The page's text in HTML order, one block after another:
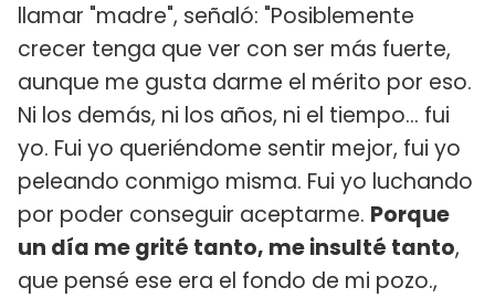
llamar "madre", señaló: "Posiblemente
crecer tenga que ver con ser más fuerte,
aunque me gusta darme el mérito por eso.
Ni los demás, ni los años, ni el tiempo… fui
yo. Fui yo queriéndome sentir mejor, fui yo
peleando conmigo misma. Fui yo luchando
por poder conseguir aceptarme. Porque
un día me grité tanto, me insulté tanto,
que pensé ese era el fondo de mi pozo.,